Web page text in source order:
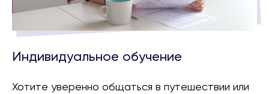
Индивидуальное обучение
Хотите уверенно общаться в путешествии или